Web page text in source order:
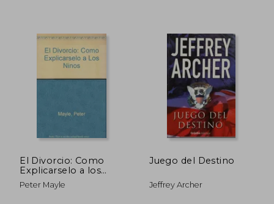
NT$ 972 NT$
El Divorcio: Como
Explicarselo a los
Ninos
Peter Mayle
Juego del Destino
Jeffrey Archer